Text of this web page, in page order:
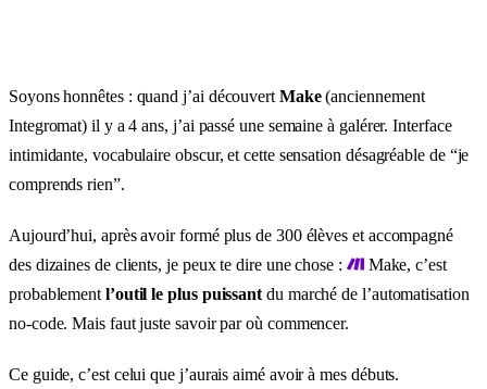
Soyons honnêtes : quand j’ai découvert Make(anciennement
Integromat) il y a 4 ans, j’ai passé une semaine à galérer. Interface
intimidante, vocabulaire obscur, et cette sensation désagréable de “je
comprends rien”.
Aujourd’hui, après avoir formé plus de 300 élèves et accompagné
des dizaines de clients, je peux te dire une chose :
Make, c’est
probablement l’outil le plus puissant du marché de l’automatisation
no-code. Mais faut juste savoir par où commencer.
Ce guide, c’est celui que j’aurais aimé avoir à mes débuts.